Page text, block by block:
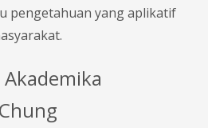
pengetahuan yang aplikatif